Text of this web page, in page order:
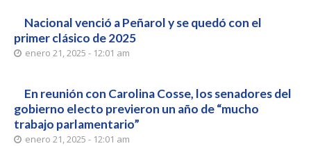
Nacional venció a Peñarol y se quedó con el
primer clásico de 2025
enero 21, 2025 - 12:01 am
En reunión con Carolina Cosse, los senadores del
gobierno electo previeron un año de “mucho
trabajo parlamentario”
enero 21, 2025 - 12:01 am